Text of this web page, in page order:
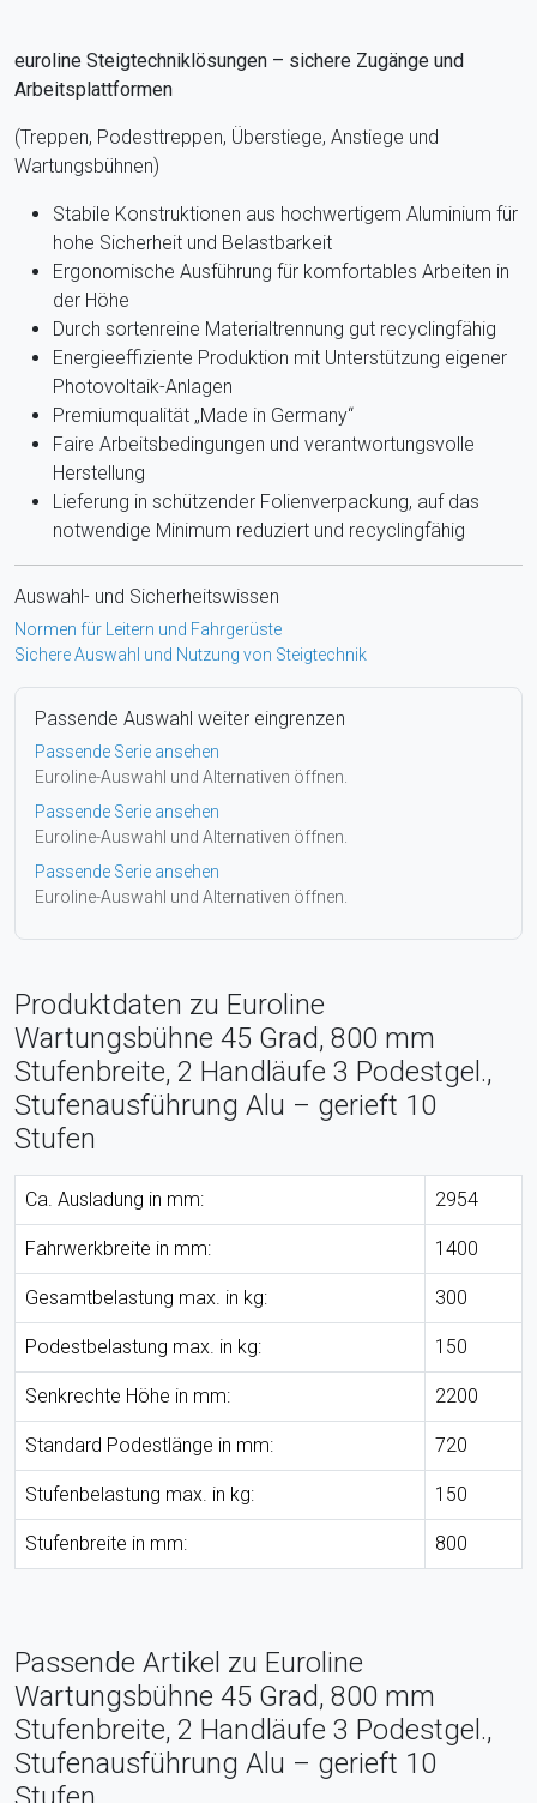
euroline Steigtechniklösungen – sichere Zugänge und
Arbeitsplattformen
(Treppen, Podesttreppen, Überstiege, Anstiege und
Wartungsbühnen)
Stabile Konstruktionen aus hochwertigem Aluminium für
hohe Sicherheit und Belastbarkeit
Ergonomische Ausführung für komfortables Arbeiten in
der Höhe
Durch sortenreine Materialtrennung gut recyclingfähig
Energieeffiziente Produktion mit Unterstützung eigener
Photovoltaik-Anlagen
Premiumqualität „Made in Germany“
Faire Arbeitsbedingungen und verantwortungsvolle
Herstellung
Lieferung in schützender Folienverpackung, auf das
notwendige Minimum reduziert und recyclingfähig
Auswahl- und Sicherheitswissen
Normen für Leitern und Fahrgerüste
Sichere Auswahl und Nutzung von Steigtechnik
Passende Auswahl weiter eingrenzen
Passende Serie ansehen
Euroline-Auswahl und Alternativen öffnen.
Passende Serie ansehen
Euroline-Auswahl und Alternativen öffnen.
Passende Serie ansehen
Euroline-Auswahl und Alternativen öffnen.
Produktdaten zu Euroline
Wartungsbühne 45 Grad, 800 mm
Stufenbreite, 2 Handläufe 3 Podestgel.,
Stufenausführung Alu – gerieft 10
Stufen
Ca. Ausladung in mm: 2954
Fahrwerkbreite in mm: 1400
Gesamtbelastung max. in kg: 300
Podestbelastung max. in kg: 150
Senkrechte Höhe in mm: 2200
Standard Podestlänge in mm: 720
Stufenbelastung max. in kg: 150
Stufenbreite in mm: 800
Passende Artikel zu Euroline
Wartungsbühne 45 Grad, 800 mm
Stufenbreite, 2 Handläufe 3 Podestgel.,
Stufenausführung Alu – gerieft 10